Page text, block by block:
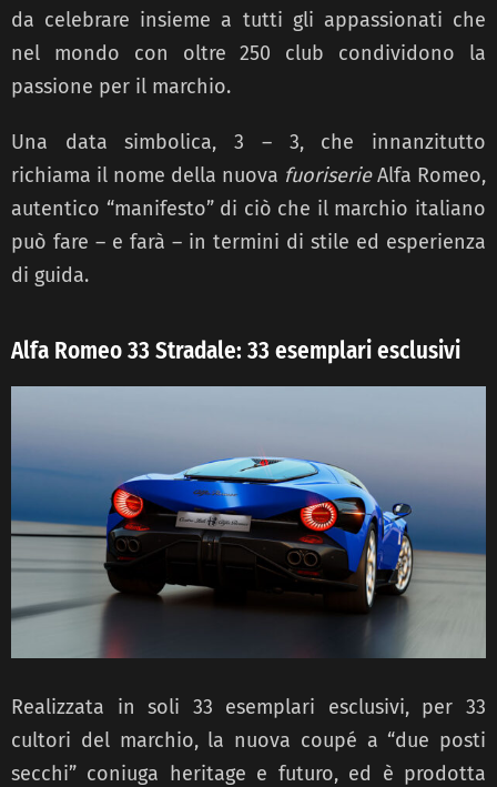
da celebrare insieme a tutti gli appassionati che
nel mondo con oltre 250 club condividono la
passione per il marchio.
Una data simbolica, 3 – 3, che innanzitutto
richiama il nome della nuova fuoriserieAlfa Romeo,
autentico “manifesto” di ciò che il marchio italiano
può fare – e farà – in termini di stile ed esperienza
di guida.
Alfa Romeo 33 Stradale: 33 esemplari esclusivi
Realizzata in soli 33 esemplari esclusivi, per 33
cultori del marchio, la nuova coupé a “due posti
secchi” coniuga heritage e futuro, ed è prodotta